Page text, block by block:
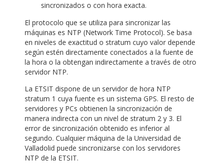
sincronizados o con hora exacta.
El protocolo que se utiliza para sincronizar las
máquinas es NTP (Network Time Protocol). Se basa
en niveles de exactitud o stratum cuyo valor depende
según estén directamente conectados a la fuente de
la hora o la obtengan indirectamente a través de otro
servidor NTP.
La ETSIT dispone de un servidor de hora NTP
stratum 1 cuya fuente es un sistema GPS. El resto de
servidores y PCs obtienen la sincronización de
manera indirecta con un nivel de stratum 2 y 3. El
error de sincronización obtenido es inferior al
segundo. Cualquier máquina de la Universidad de
Valladolid puede sincronizarse con los servidores
NTP de la ETSIT.